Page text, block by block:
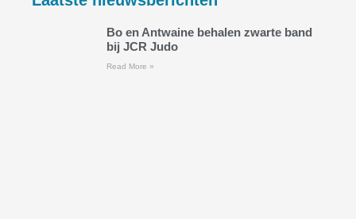
Bo en Antwaine behalen zwarte band
bij JCR Judo
Read More »